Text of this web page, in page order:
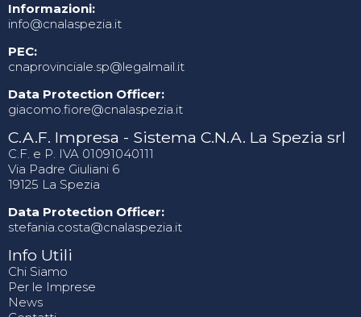
Informazioni:
info@cnalaspezia.it
PEC:
cnaprovinciale.sp@legalmail.it
Data Protection Officer:
giacomo.fiore@cnalaspezia.it
C.A.F. Impresa - Sistema C.N.A. La Spezia srl
C.F. e P. IVA 01091040111
Via Padre Giuliani 6
19125 La Spezia
Data Protection Officer:
stefania.costa@cnalaspezia.it
Info Utili
Chi Siamo
Per le Imprese
News